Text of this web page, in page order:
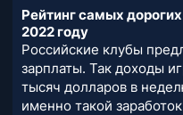
Рейтинг самых
2022 году
Российские клубы
зарплаты. Так доходы
тысяч долларов в
именно такой